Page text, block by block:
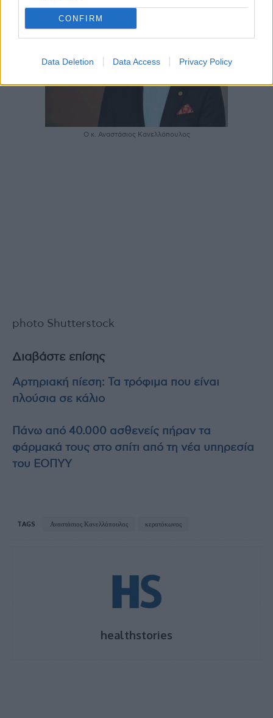
CONFIRM
Data Deletion Data Access Privacy Policy
Ο κ. Αναστάσιος Κανελλόπουλος
photo Shutterstock
Διαβάστε επίσης
Αρτηριακή πίεση: Τα τρόφιμα που είναι
πλούσια σε κάλιο
Πάνω από 40.000 ασθενείς πήραν τα
φάρμακά τους στο σπίτι από τη νέα υπηρεσία
του ΕΟΠΥΥ
TAGS Αναστάσιος Κανελλόπουλος κερατόκωνος
healthstories